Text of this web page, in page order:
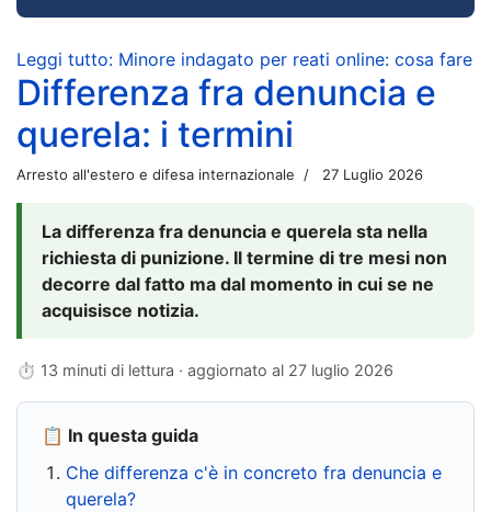
Leggi tutto: Minore indagato per reati online: cosa fare
Differenza fra denuncia e
querela: i termini
Arresto all'estero e difesa internazionale 27 Luglio 2026
La differenza fra denuncia e querela sta nella
richiesta di punizione. Il termine di tre mesi non
decorre dal fatto ma dal momento in cui se ne
acquisisce notizia.
⏱ 13 minuti di lettura · aggiornato al 27 luglio 2026
📋 In questa guida
Che differenza c'è in concreto fra denuncia e
querela?